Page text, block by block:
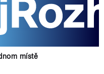
místě